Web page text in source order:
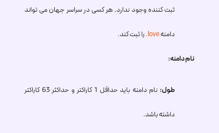
ثبت کننده وجود ندارد. هر کسی در سراسر جهان می تواند
دامنه.loveرا ثبت کند.
نام دامنه:
طول: نام دامنه باید حداقل 1 کاراکتر و حداکثر 63 کاراکتر
داشته باشد.